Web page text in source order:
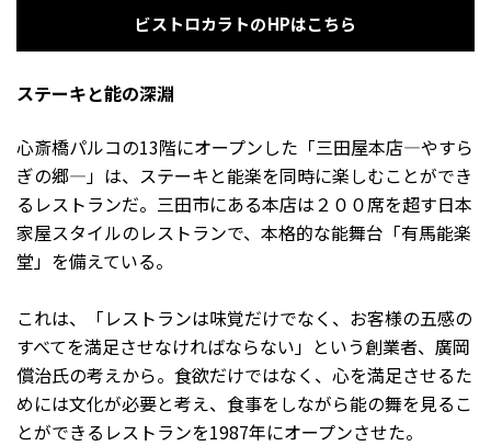
ビストロカラトのHPはこちら
ステーキと能の深淵
心斎橋パルコの13階にオープンした「三田屋本店―やすら
ぎの郷―」は、ステーキと能楽を同時に楽しむことができ
るレストランだ。三田市にある本店は２００席を超す日本
家屋スタイルのレストランで、本格的な能舞台「有馬能楽
堂」を備えている。
これは、「レストランは味覚だけでなく、お客様の五感の
すべてを満足させなければならない」という創業者、廣岡
償治氏の考えから。食欲だけではなく、心を満足させるた
めには文化が必要と考え、食事をしながら能の舞を見るこ
とができるレストランを1987年にオープンさせた。